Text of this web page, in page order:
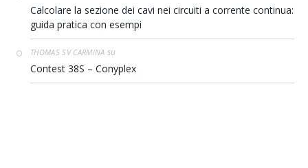
Calcolare la sezione dei cavi nei circuiti a corrente continua:
guida pratica con esempi
THOMAS SV CARMINA su
Contest 38S – Conyplex